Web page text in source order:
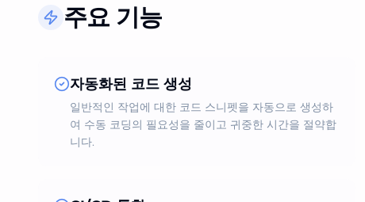
주요 기능
자동화된 코드 생성
일반적인 작업에 대한 코드 스니펫을 자동으로 생성하
여 수동 코딩의 필요성을 줄이고 귀중한 시간을 절약합
니다.